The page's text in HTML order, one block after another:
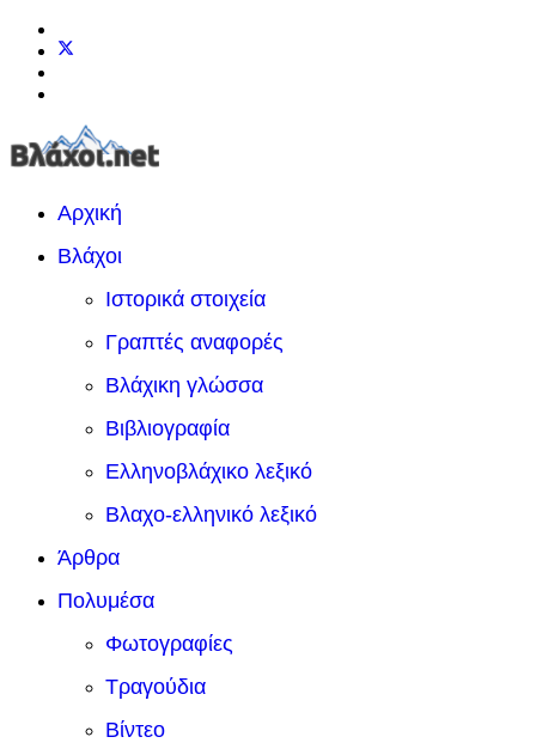
Αρχική
Βλάχοι
Ιστορικά στοιχεία
Γραπτές αναφορές
Βλάχικη γλώσσα
Βιβλιογραφία
Ελληνοβλάχικο λεξικό
Βλαχο-ελληνικό λεξικό
Άρθρα
Πολυμέσα
Φωτογραφίες
Τραγούδια
Βίντεο